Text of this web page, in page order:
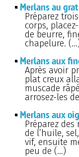
Merlans au
Préparez
corps,
de beurre,
chapelure.
Merlans aux
Après avoir
plat creux
muscade
arrosez-les
Merlans aux
Préparez
de l’huile,
vif, ensuite
peu de (…)